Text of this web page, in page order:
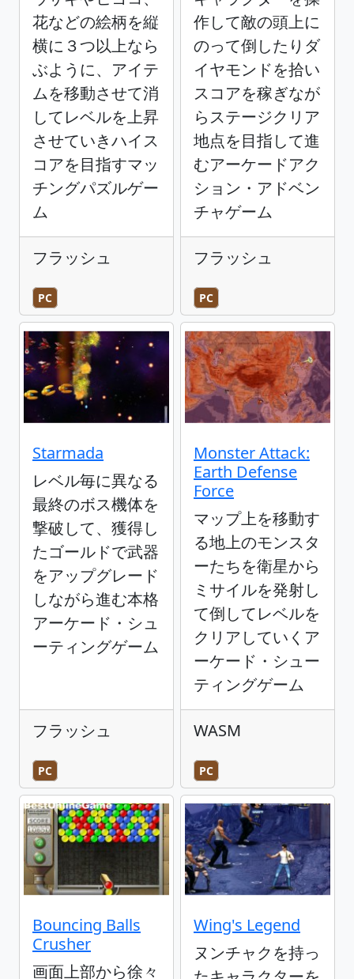
花などの絵柄を縦
横に３つ以上なら
ぶように、アイテ
ムを移動させて消
してレベルを上昇
させていきハイス
コアを目指すマッ
チングパズルゲー
ム
フラッシュ
PC
作して敵の頭上に
のって倒したりダ
イヤモンドを拾い
スコアを稼ぎなが
らステージクリア
地点を目指して進
むアーケードアク
ション・アドベン
チャゲーム
フラッシュ
PC
Starmada
レベル毎に異なる
最終のボス機体を
撃破して、獲得し
たゴールドで武器
をアップグレード
しながら進む本格
アーケード・シュ
ーティングゲーム
フラッシュ
PC
Monster Attack:
Earth Defense
Force
マップ上を移動す
る地上のモンスタ
ーたちを衛星から
ミサイルを発射し
て倒してレベルを
クリアしていくア
ーケード・シュー
ティングゲーム
WASM
PC
Bouncing Balls
Crusher
画面上部から徐々
Wing's Legend
ヌンチャクを持っ